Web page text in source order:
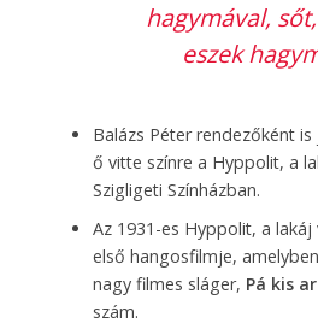
hagymával,
eszek
Balázs Péter rendezőként
ő vitte színre a Hyppolit, a
Szigligeti Színházban.
Az 1931-es Hyppolit, a lakáj
első hangosfilmje,
nagy filmes sláger, Pá kis
szám.